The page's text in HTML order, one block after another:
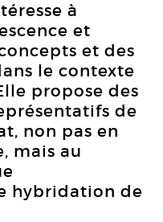
à
et
et des
le contexte
propose des
de
non pas en
mais au
hybridation de